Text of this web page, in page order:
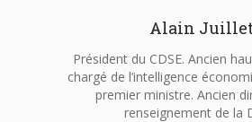
Alain
Président du CDSE. Ancien
chargé de l’intelligence
premier ministre. Ancien
renseignement de la